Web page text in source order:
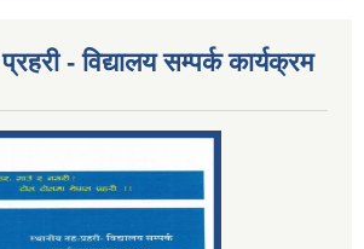
- विद्यालय सम्पर्क कार्यक्रम